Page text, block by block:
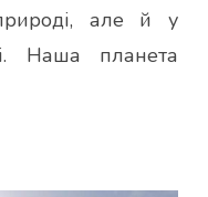
але й у
Наша планета